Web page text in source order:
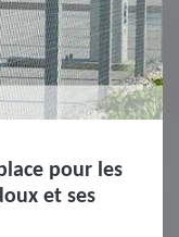
pour les
et ses